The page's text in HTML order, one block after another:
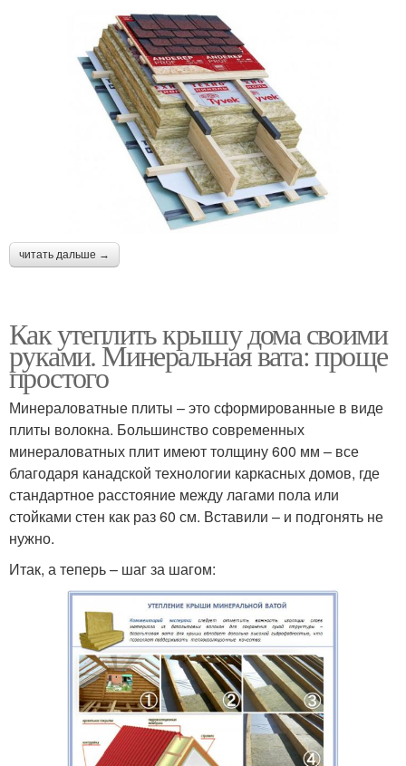
читать дальше →
Как утеплить крышу дома своими
руками. Минеральная вата: проще
простого
Минераловатные плиты – это сформированные в виде
плиты волокна. Большинство современных
минераловатных плит имеют толщину 600 мм – все
благодаря канадской технологии каркасных домов, где
стандартное расстояние между лагами пола или
стойками стен как раз 60 см. Вставили – и подгонять не
нужно.
Итак, а теперь – шаг за шагом: